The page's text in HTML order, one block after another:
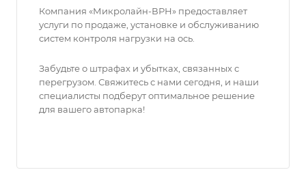
Компания «Микролайн-ВРН» предоставляет
услуги по продаже, установке и обслуживанию
систем контроля нагрузки на ось.
Забудьте о штрафах и убытках, связанных с
перегрузом. Свяжитесь с нами сегодня, и наши
специалисты подберут оптимальное решение
для вашего автопарка!